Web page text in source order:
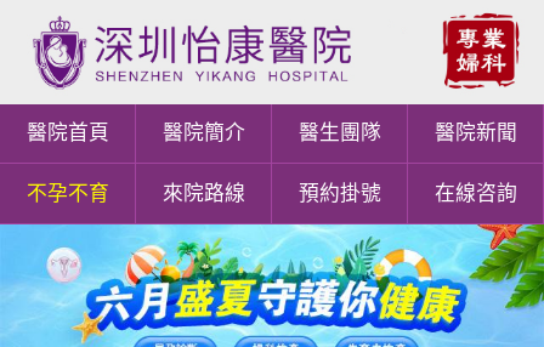
醫院首頁 醫院簡介 醫生團隊 醫院新聞
不孕不育 來院路線 預約掛號 在線咨詢